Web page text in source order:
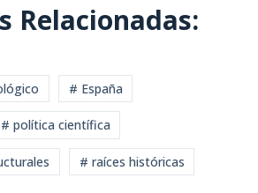
Relacionadas:
# España
# política científica
# raíces históricas